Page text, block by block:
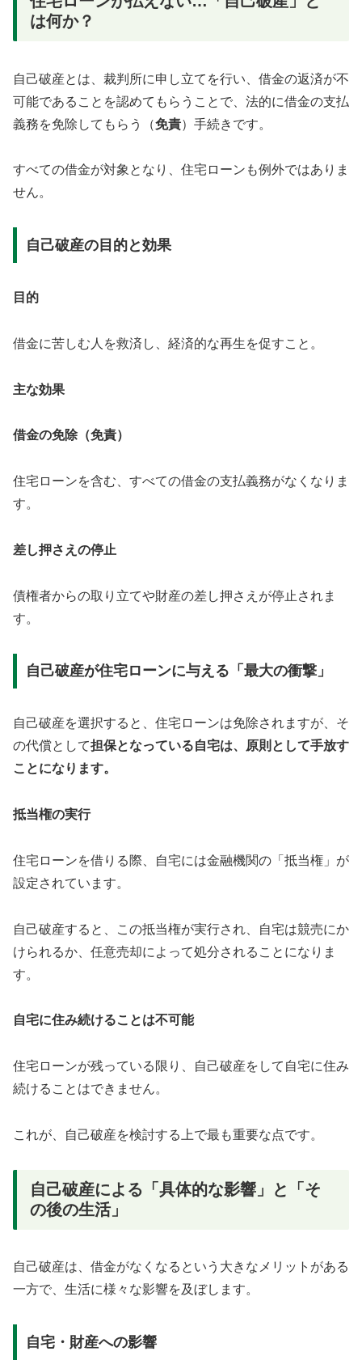
は何か？
自己破産とは、裁判所に申し立てを行い、借金の返済が不
可能であることを認めてもらうことで、法的に借金の支払
義務を免除してもらう（免責）手続きです。
すべての借金が対象となり、住宅ローンも例外ではありま
せん。
自己破産の目的と効果
目的
借金に苦しむ人を救済し、経済的な再生を促すこと。
主な効果
借金の免除（免責）
住宅ローンを含む、すべての借金の支払義務がなくなりま
す。
差し押さえの停止
債権者からの取り立てや財産の差し押さえが停止されま
す。
自己破産が住宅ローンに与える「最大の衝撃」
自己破産を選択すると、住宅ローンは免除されますが、そ
の代償として担保となっている自宅は、原則として手放す
ことになります。
抵当権の実行
住宅ローンを借りる際、自宅には金融機関の「抵当権」が
設定されています。
自己破産すると、この抵当権が実行され、自宅は競売にか
けられるか、任意売却によって処分されることになりま
す。
自宅に住み続けることは不可能
住宅ローンが残っている限り、自己破産をして自宅に住み
続けることはできません。
これが、自己破産を検討する上で最も重要な点です。
自己破産による「具体的な影響」と「そ
の後の生活」
自己破産は、借金がなくなるという大きなメリットがある
一方で、生活に様々な影響を及ぼします。
自宅・財産への影響